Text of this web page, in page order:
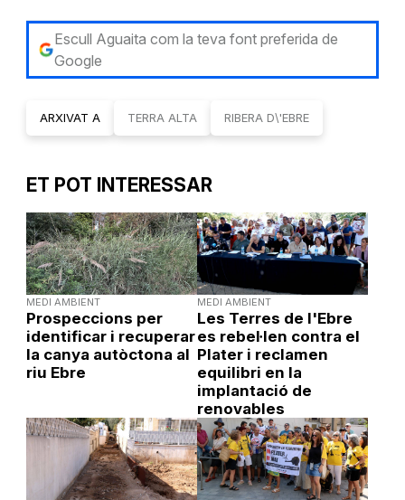
Escull Aguaita com la teva font preferida de
Google
ARXIVAT A TERRA ALTA RIBERA D\'EBRE
ET POT INTERESSAR
MEDI AMBIENT
Prospeccions per
identificar i recuperar
la canya autòctona al
riu Ebre
MEDI AMBIENT
Les Terres de l'Ebre
es rebel·len contra el
Plater i reclamen
equilibri en la
implantació de
renovables